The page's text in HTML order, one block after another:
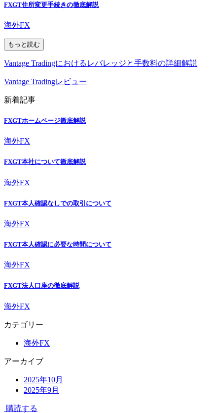
FXGT住所変更手続きの徹底解説
海外FX
もっと読む
Vantage Tradingにおけるレバレッジと手数料の詳細解説
Vantage Tradingレビュー
新着記事
FXGTホームページ徹底解説
海外FX
FXGT本社について徹底解説
海外FX
FXGT本人確認なしでの取引について
海外FX
FXGT本人確認に必要な時間について
海外FX
FXGT法人口座の徹底解説
海外FX
カテゴリー
海外FX
アーカイブ
2025年10月
2025年9月
購読する